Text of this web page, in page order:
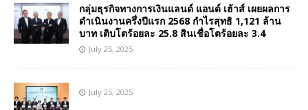
กลุ่มธุรกิจทางการเงินแลนด์ แอนด์ เฮ้าส์ เผยผลการ
ดำเนินงานครึ่งปีแรก 2568 กำไรสุทธิ 1,121 ล้าน
บาท เติบโตร้อยละ 25.8 สินเชื่อโตร้อยละ 3.4
July 25, 2025
July 25, 2025